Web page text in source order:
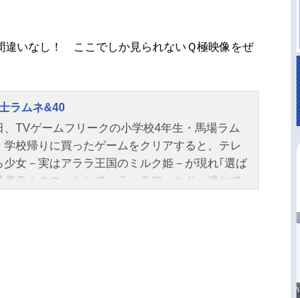
違いなし！ ここでしか見られないＱ極映像をぜ
ラムネ&40
、TVゲームフリークの小学校4年生・馬場ラム
学校帰りに買ったゲームをクリアすると、テレ
少女－実はアララ王国のミルク姫－が現れ｢選ば
者ラムネス」としてハラハラワールドへ連れて
radio 大直会 2nd season